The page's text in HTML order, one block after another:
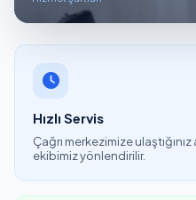
Hızlı Servis
Çağrı merkezimize
ekibimiz yönlendirilir.